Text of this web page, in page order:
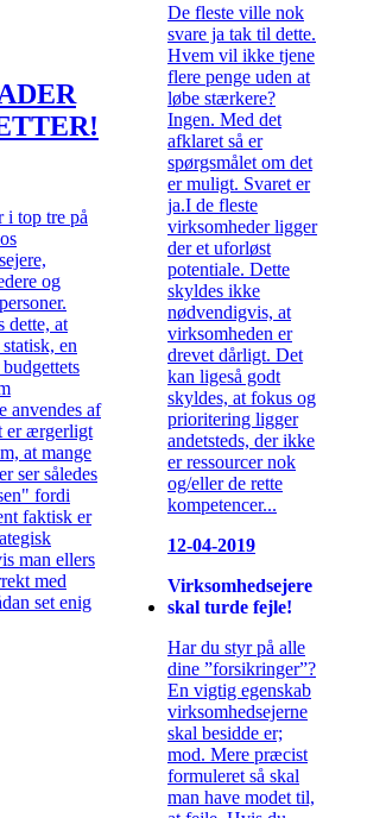
i top tre på
og
dette, at
en
anvendes af
er ærgerligt
at mange
ser således
fordi
faktisk er
man ellers
med
set enig
De fleste ville nok
svare ja tak til dette.
Hvem vil ikke tjene
flere penge uden at
løbe stærkere?
Ingen. Med det
afklaret så er
spørgsmålet om det
er muligt. Svaret er
ja.I de fleste
virksomheder ligger
der et uforløst
potentiale. Dette
skyldes ikke
nødvendigvis, at
virksomheden er
drevet dårligt. Det
kan ligeså godt
skyldes, at fokus og
prioritering ligger
andetsteds, der ikke
er ressourcer nok
og/eller de rette
kompetencer...
12-04-2019
Virksomhedsejere
skal turde fejle!
Har du styr på alle
dine ”forsikringer”?
En vigtig egenskab
virksomhedsejerne
skal besidde er;
mod. Mere præcist
formuleret så skal
man have modet til,